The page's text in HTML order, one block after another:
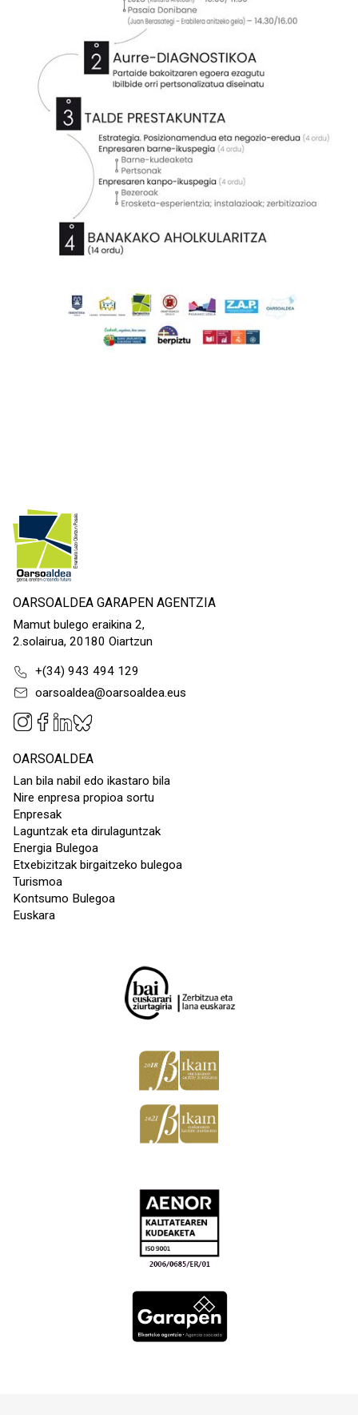
OARSOALDEA GARAPEN AGENTZIA
Mamut bulego eraikina 2,
2.solairua, 20180 Oiartzun
+(34) 943 494 129
oarsoaldea@oarsoaldea.eus
OARSOALDEA
Lan bila nabil edo ikastaro bila
Nire enpresa propioa sortu
Enpresak
Laguntzak eta dirulaguntzak
Energia Bulegoa
Etxebizitzak birgaitzeko bulegoa
Turismoa
Kontsumo Bulegoa
Euskara